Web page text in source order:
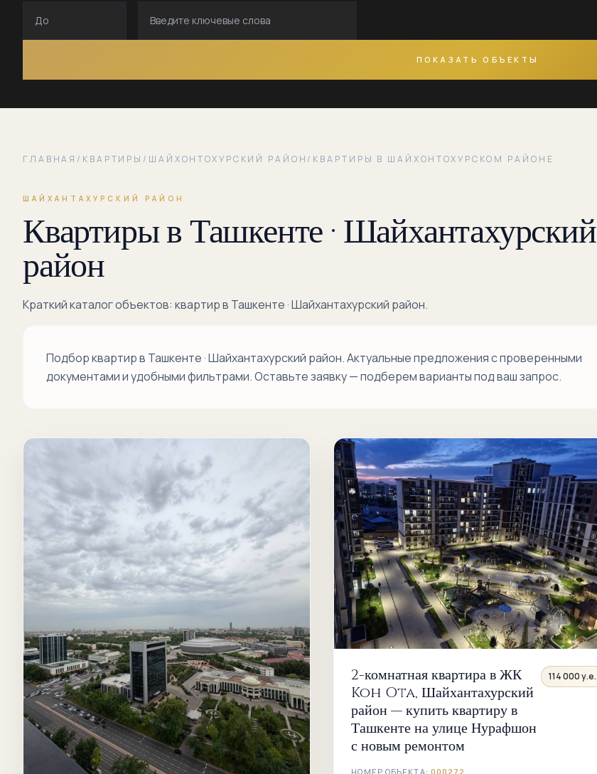
Караташ
Кукча
Самарканд
Дарвоза
Тахтапул
Тинчлик
Укчи
Фуркат
Хадра
Чорсу
Шайхонтохур
Эски Жува
Пахтакор
ПОКАЗАТЬ ОБЪЕКТЫ
ГЛАВНАЯ / КВАРТИРЫ / ШАЙХОНТОХУРСКИЙ РАЙОН / КВАРТИРЫ В ШАЙХОНТОХУРСКОМ РАЙОНЕ
ШАЙХАНТАХУРСКИЙ РАЙОН
Квартиры в Ташкенте · Шайхантахурский
район
Краткий каталог объектов: квартир в Ташкенте · Шайхантахурский район.
Подбор квартир в Ташкенте · Шайхантахурский район. Актуальные предложения с проверенными
документами и удобными фильтрами. Оставьте заявку — подберем варианты под ваш запрос.
2-комнатная квартира в ЖК
Koh Ota, Шайхантахурский
район — купить квартиру в
Ташкенте на улице Нурафшон
с новым ремонтом
114 000 у.е.
НОМЕР ОБЪЕКТА: 000272